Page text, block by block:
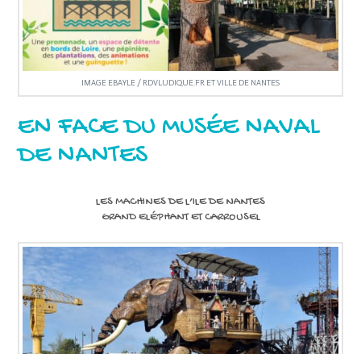
IMAGE EBAYLE / RDVLUDIQUE.FR ET VILLE DE NANTES
EN FACE DU MUSÉE NAVAL
DE NANTES
LES MACHINES DE L’ILE DE NANTES
GRAND ELÉPHANT ET CARROUSEL